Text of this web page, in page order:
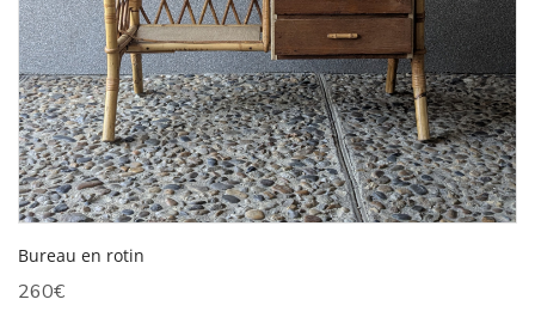
Bureau en rotin
260€